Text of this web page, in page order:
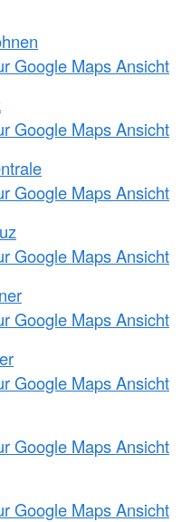
Google Maps Ansicht
Google Maps Ansicht
Google Maps Ansicht
Google Maps Ansicht
Google Maps Ansicht
Google Maps Ansicht
Google Maps Ansicht
Google Maps Ansicht